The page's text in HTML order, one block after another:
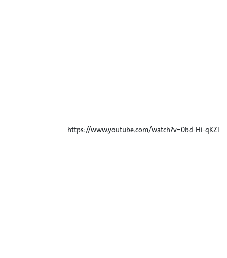
https://www.youtube.com/watch?v=0bd-Hi-qKZI